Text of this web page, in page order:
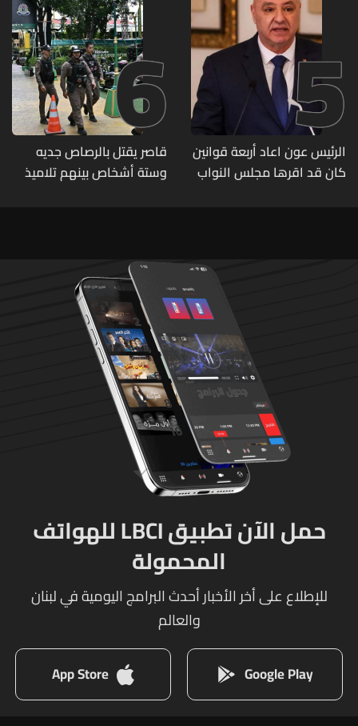
5
الرئيس عون اعاد أربعة قوانين
كان قد اقرها مجلس النواب
6
قاصر يقتل بالرصاص جديه
وستة أشخاص بينهم تلاميذ
حمل الآن تطبيق LBCI للهواتف
المحمولة
للإطلاع على أخر الأخبار أحدث البرامج اليومية في لبنان
والعالم
Google Play
App Store